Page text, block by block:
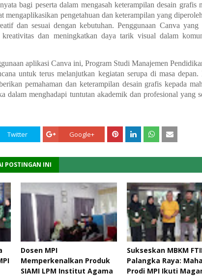
bagi peserta dalam mengasah keterampilan desain grafis
mengaplikasikan pengetahuan dan keterampilan yang
dan sesuai dengan kebutuhan. Penggunaan Canva yang
kreativitas dan meningkatkan daya tarik visual dalam
aplikasi Canva ini, Program Studi Manajemen
untuk terus melanjutkan kegiatan serupa di masa
pemahaman dan keterampilan desain grafis kepada
dalam menghadapi tuntutan akademik dan profesional yang
Twitter Google+
POSTINGAN INI
Dosen MPI
Memperkenalkan Produk
SIAMI LPM Institut Agama
Sukseskan MBKM
Palangka Raya:
Prodi MPI Ikuti